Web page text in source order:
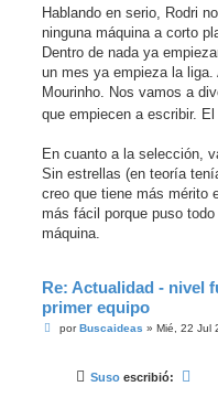
Hablando en serio, Rodri
ninguna máquina a corto
Dentro de nada ya
un mes ya empieza la liga.
Mourinho. Nos vamos a
que empiecen a escribir.
En cuanto a la selección,
Sin estrellas (en teoría
creo que tiene más mérito
más fácil porque puso
máquina.
Re: Actualidad - nivel
primer equipo
MporBuscaideas » Mié, 22 Jul
Suso escribió: